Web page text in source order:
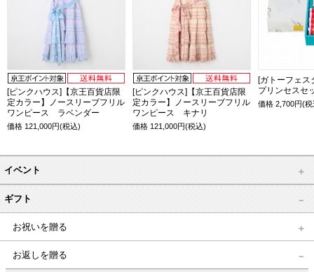
[ピンクハウス]【京王百貨店限
定カラー】ノースリーブフリル
ワンピース ラベンダー
価格 121,000円(税込)
[ピンクハウス]【京王百貨店限
定カラー】ノースリーブフリル
ワンピース キナリ
価格 121,000円(税込)
[ガトーフェス
プリンセスセ
価格2,700円(
イベント
ギフト
お祝いを贈る
お返しを贈る